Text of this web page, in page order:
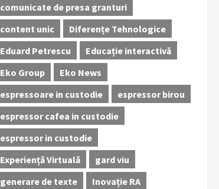
comunicate de presa granturi
content unic
Diferențe Tehnologice
Eduard Petrescu
Educație interactivă
Eko Group
Eko News
espressoare in custodie
espressor birou
espressor cafea in custodie
espressor in custodie
Experiență Virtuală
gard viu
generare de texte
Inovație RA